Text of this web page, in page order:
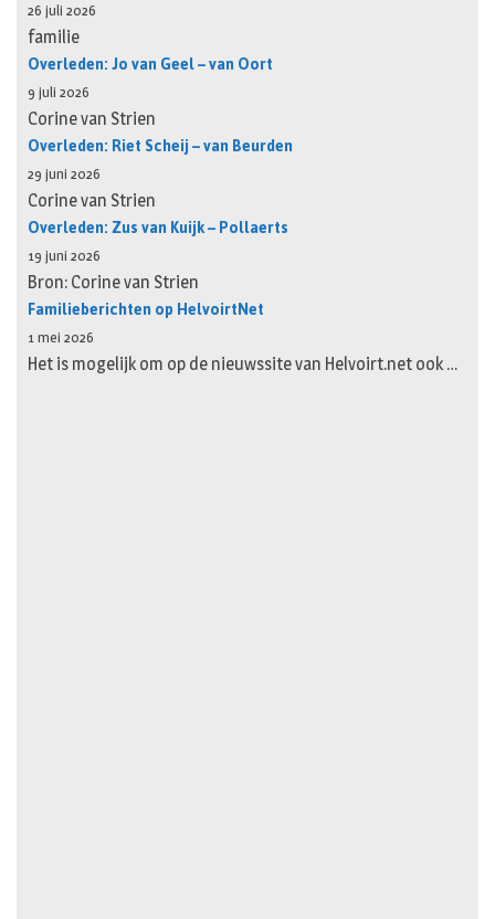
26 juli 2026
familie
Overleden: Jo van Geel – van Oort
9 juli 2026
Corine van Strien
Overleden: Riet Scheij – van Beurden
29 juni 2026
Corine van Strien
Overleden: Zus van Kuijk – Pollaerts
19 juni 2026
Bron: Corine van Strien
Familieberichten op HelvoirtNet
1 mei 2026
Het is mogelijk om op de nieuwssite van Helvoirt.net ook …